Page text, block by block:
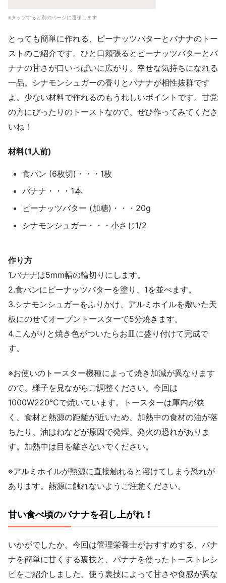
※タップすると別のページに遷移します
とっても簡単に作れる、ピーナッツバターとバナナのトー
ストのご紹介です。ひと口頬張るとピーナッツバターとバ
ナナの甘さが口いっぱいに広がり、幸せな気持ちになれる
一品。シナモンシュガーの香りとバナナが相性抜群です
よ。少ない材料で作れるのもうれしいポイントです。甘党
の方にぴったりのトーストなので、ぜひ作ってみてくださ
いね！
材料(1人前)
食パン (6枚切)・・・1枚
バナナ・・・1本
ピーナッツバター (加糖)・・・20g
シナモンシュガー・・・小さじ1/2
作り方
1.バナナは5mm幅の輪切りにします。
2.食パンにピーナッツバターを塗り、1を並べます。
3.シナモンシュガーをふりかけ、アルミホイルを敷いた天
板にのせてオーブントースターで5分焼きます。
4.こんがりと焼き色がついたらお皿に盛り付けて完成で
す。
※お使いのトースター機種によって焼き加減が異なります
ので、様子を見ながらご調整ください。今回は
1000W220℃で焼いています。トースターは庫内が狭
く、食材と熱源の距離が近いため、加熱中の食材の油が落
ちたり、油はねなどが原因で発煙、発火の恐れがありま
す。加熱中は目を離さないでください。
※アルミホイルが熱源に直接触れると溶けてしまう恐れが
あります。熱源に触れないようご注意ください。
甘い食べ頃のバナナを召し上がれ！
いかがでしたか。今回は管理栄養士がおすすめする、バナ
ナを簡単に甘くする裏技と、バナナを使ったトーストレシ
ピをご紹介しました。使う裏技によって甘さや食感が異な